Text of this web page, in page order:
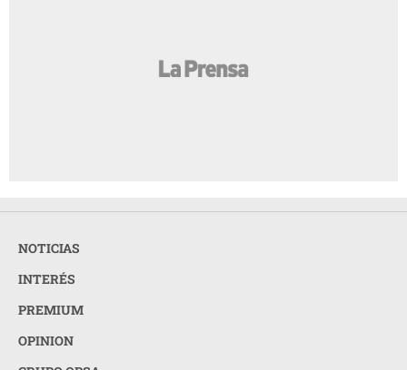
NOTICIAS
INTERÉS
PREMIUM
OPINION